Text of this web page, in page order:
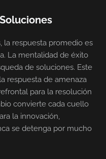
la respuesta promedio es
La mentalidad de éxito
de soluciones. Este
respuesta de amenaza
para la resolución
convierte cada cuello
la innovación,
se detenga por mucho